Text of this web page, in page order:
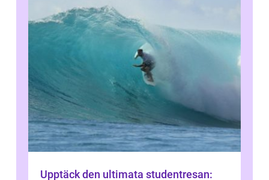
Upptäck den ultimata studentresan: